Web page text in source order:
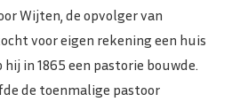
Wijten, de opvolger van
voor eigen rekening een huis
in 1865 een pastorie bouwde.
de toenmalige pastoor